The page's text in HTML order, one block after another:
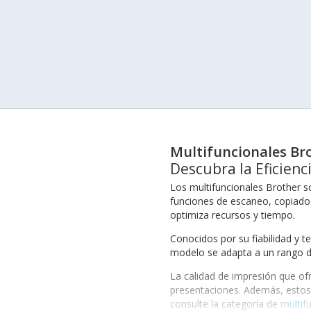
Multifuncionales
Descubra la
Los multifuncionales Brother
funciones de escaneo,
optimiza recursos y tiempo.
Conocidos por su fiabilidad y
modelo se adapta a un rango
La calidad de impresión que
presentaciones. Además,
consulte la categoría de